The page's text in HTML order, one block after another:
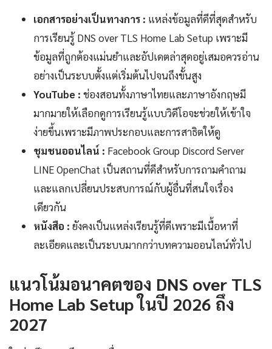
เอกสารอย่างเป็นทางการ : แหล่งข้อมูลที่ดีที่สุดสำหรับ
การเรียนรู้ DNS over TLS Home Lab Setup เพราะมี
ข้อมูลที่ถูกต้องแม่นยำและอัปเดตล่าสุดอยู่เสมอควรอ่าน
อย่างเป็นระบบตั้งแต่เริ่มต้นไปจนถึงขั้นสูง
YouTube : ช่องสอนทั้งภาษาไทยและภาษาอังกฤษมี
มากมายให้เลือกดูการเรียนรู้แบบวิดีโอจะช่วยให้เข้าใจ
ง่ายขึ้นเพราะมีภาพประกอบและการสาธิตให้ดู
ชุมชนออนไลน์ : Facebook Group Discord Server
LINE OpenChat เป็นสถานที่ดีสำหรับการถามคำถาม
และแลกเปลี่ยนประสบการณ์กับผู้อื่นที่สนใจเรื่อง
เดียวกัน
หนังสือ : ยังคงเป็นแหล่งเรียนรู้ที่ดีเพราะมีเนื้อหาที่
ละเอียดและเป็นระบบมากกว่าบทความออนไลน์ทั่วไป
แนวโน้มอนาคตของ DNS over TLS
Home Lab Setup ในปี 2026 ถึง
2027